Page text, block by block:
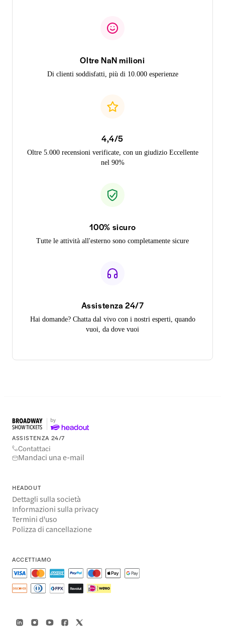
Oltre NaN milioni
Di clienti soddisfatti, più di 10.000 esperienze
4,4/5
Oltre 5.000 recensioni verificate, con un giudizio Eccellente
nel 90%
100% sicuro
Tutte le attività all'esterno sono completamente sicure
Assistenza 24/7
Hai domande? Chatta dal vivo con i nostri esperti, quando
vuoi, da dove vuoi
ASSISTENZA 24/7
Contattaci
Mandaci una e-mail
HEADOUT
Dettagli sulla società
Informazioni sulla privacy
Termini d'uso
Polizza di cancellazione
ACCETTIAMO